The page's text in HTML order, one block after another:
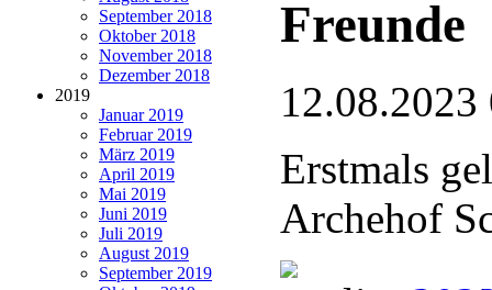
September 2018
Oktober 2018
November 2018
Dezember 2018
2019
Januar 2019
Februar 2019
März 2019
April 2019
Mai 2019
Juni 2019
Juli 2019
August 2019
September 2019
Freunde
12.08.2023
Erstmals
Archehof